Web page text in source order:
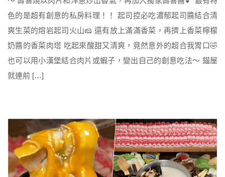
色的是超有創意的私房料理！！ 起司控必吃濃郁起司醬結合清
爽生菜的熔岩起司火山🧀 還有放上滿滿香菜，再擠上香菜檸檬
奶醬的香菜肉塔 吃起來酸甜又清爽，竟然意外的超合我胃口🤣
也可以用小漢堡結合肉片或蝦子，變出自己的創意吃法～ 錨屋
就連前 […]